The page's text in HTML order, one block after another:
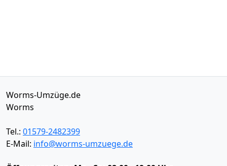
Worms-Umzüge.de
Worms
Tel.: 01579-2482399
E-Mail: info@worms-umzuege.de